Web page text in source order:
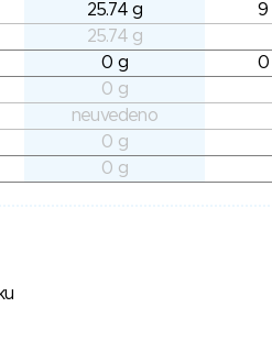
25.74 g
9
25.74 g
0 g
0
0 g
neuvedeno
0 g
0 g